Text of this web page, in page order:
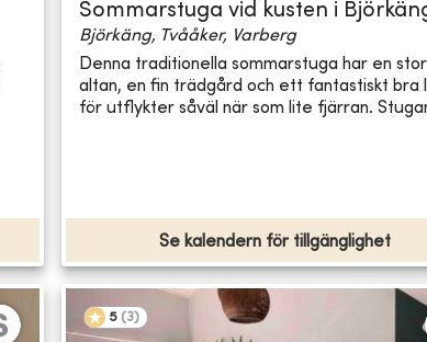
Sommarstuga vid kusten i
Björkäng, Tvååker, Varberg
Denna traditionella sommarstuga har en stor
altan, en fin trädgård och ett fantastiskt bra
för utflykter såväl när som lite fjärran.
Se kalendern för tillgänglighet
5 (3)